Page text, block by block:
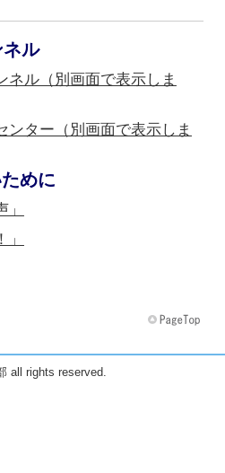
ル
ネル（別画面で表示しま
ンター（別画面で表示しま
めに
all rights reserved.